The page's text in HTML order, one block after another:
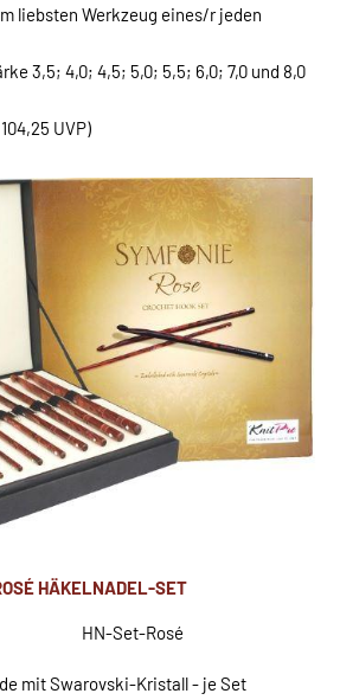
liebsten Werkzeug eines/r jeden
3,5; 4,0; 4,5; 5,0; 5,5; 6,0; 7,0 und 8,0
UVP)
HÄKELNADEL-SET
HN-Set-Rosé
mit Swarovski-Kristall - je Set